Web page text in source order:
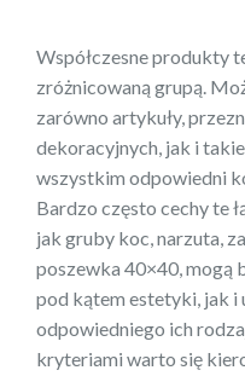
Współczesne produkty
zróżnicowaną grupą.
zarówno artykuły,
dekoracyjnych, jak i
wszystkim odpowiedni
Bardzo często cechy te
jak gruby koc, narzuta,
poszewka 40×40, mogą
pod kątem estetyki, jak
odpowiedniego ich
kryteriami warto się